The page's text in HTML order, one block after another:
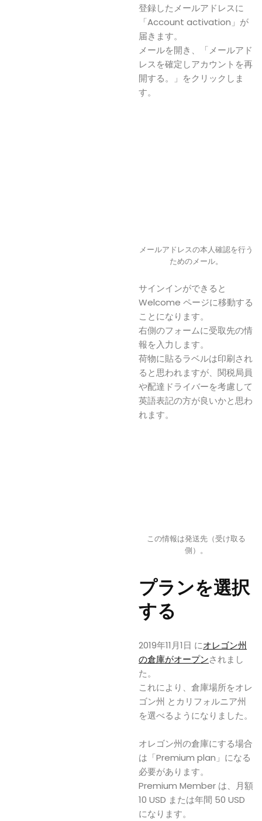
登録したメールアドレスに
「Account activation」が
届きます。
メールを開き、「メールアド
レスを確定しアカウントを再
開する。」をクリックしま
す。
メールアドレスの本人確認を行う
ためのメール。
サインインができると
Welcome ページに移動する
ことになります。
右側のフォームに受取先の情
報を入力します。
荷物に貼るラベルは印刷され
ると思われますが、関税局員
や配達ドライバーを考慮して
英語表記の方が良いかと思わ
れます。
この情報は発送先（受け取る
側）。
プランを選択
する
2019年11月1日 にオレゴン州
の倉庫がオープンされまし
た。
これにより、倉庫場所をオレ
ゴン州 とカリフォルニア州
を選べるようになりました。
オレゴン州の倉庫にする場合
は「Premium plan」になる
必要があります。
Premium Member は、月額
10 USD または年間 50 USD
になります。